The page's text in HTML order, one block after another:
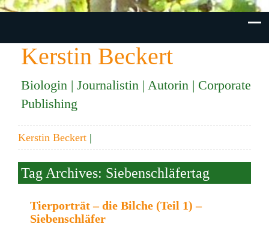
Kerstin Beckert
Biologin | Journalistin | Autorin | Corporate
Publishing
Kerstin Beckert |
Tag Archives: Siebenschläfertag
Tierporträt – die Bilche (Teil 1) –
Siebenschläfer